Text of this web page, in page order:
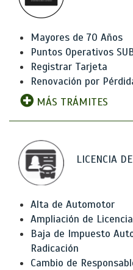
Mayores de 70 Años
Puntos Operativos
Registrar Tarjeta
Renovación por
MÁS TRÁMITES
LICENCIA
Alta de Automotor
Ampliación de
Baja de Impuesto
Radicación
Cambio de